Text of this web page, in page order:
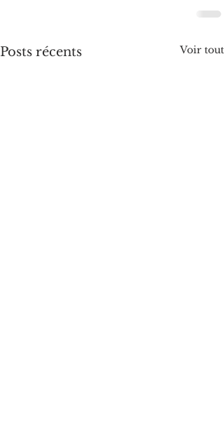
Posts récents Voir tout